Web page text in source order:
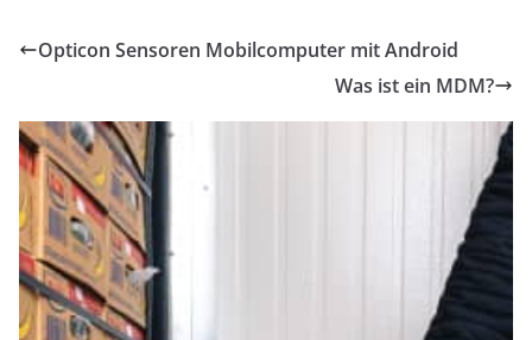
Opticon Sensoren Mobilcomputer mit Android
Was ist ein MDM?